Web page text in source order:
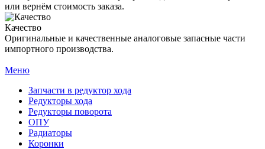
или вернём стоимость заказа.
Качество
Оригинальные и качественные аналоговые запасные части
импортного производства.
Меню
Запчасти в редуктор хода
Редукторы хода
Редукторы поворота
ОПУ
Радиаторы
Коронки